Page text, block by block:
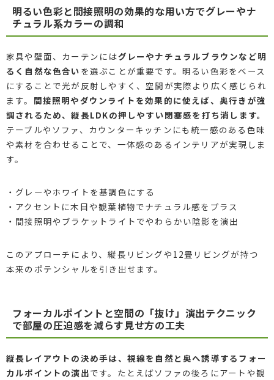
明るい色彩と間接照明の効果的な用い方でグレーやナ
チュラル系カラーの調和
家具や壁面、カーテンにはグレーやナチュラルブラウンなど明
るく自然な色合い を選ぶことが重要です。明るい色彩をベース
にすることで光が反射しやすく、空間が実際より広く感じられ
ます。 間接照明やダウンライトを効果的に使えば、奥行きが強
調されるため、縦長LDKの押しやすい閉塞感を打ち消します。
テーブルやソファ、カウンターキッチンにも統一感のある色味
や素材を合わせることで、一体感のあるインテリアが実現しま
す。
・グレーやホワイトを基調色にする
・アクセントに木目や観葉植物でナチュラル感をプラス
・間接照明やブラケットライトでやわらかい陰影を演出
このアプローチにより、縦長リビングや12畳リビングが持つ
本来のポテンシャルを引き出せます。
フォーカルポイントと空間の「抜け」演出テクニック
で部屋の圧迫感を減らす見せ方の工夫
縦長レイアウトの決め手は、視線を自然と奥へ誘導するフォー
カルポイントの演出です。たとえばソファの後ろにアートや観